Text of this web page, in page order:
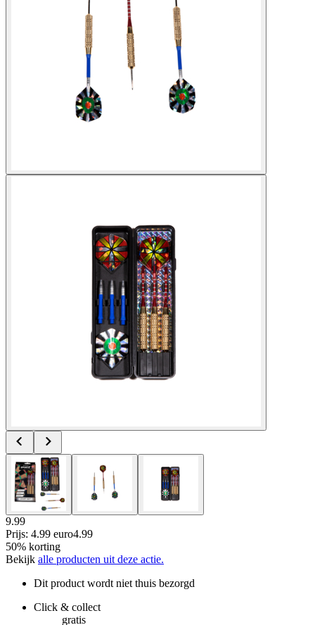
9.99
Prijs: 4.99 euro4.99
50% korting
Bekijk alle producten uit deze actie.
Dit product wordt niet thuis bezorgd
Click & collect
gratis